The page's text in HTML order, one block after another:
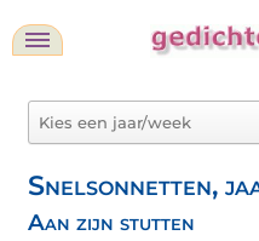
Snelsonnetten,
Aan zijn stutten